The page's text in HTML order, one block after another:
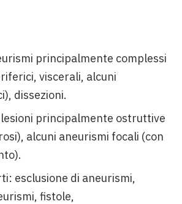
principalmente complessi
viscerali, alcuni
dissezioni.
lesioni principalmente ostruttive
alcuni aneurismi focali (con
esclusione di aneurismi,
fistole,